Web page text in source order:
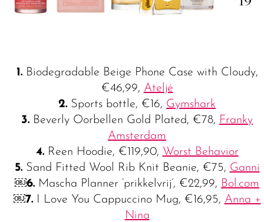
1.Biodegradable Beige Phone Case with Cloudy,
€46,99, Ateljé
2. Sports bottle, €16, Gymshark
3. Beverly Oorbellen Gold Plated, €78, Franky
Amsterdam
4.Reen Hoodie, €119,90, Worst Behavior
5.Sand Fitted Wool Rib Knit Beanie, €75, Ganni
￼6. Mascha Planner ‘prikkelvrij’, €22,99, Bol.com
￼7.I Love You Cappuccino Mug, €16,95, Anna +
Nina